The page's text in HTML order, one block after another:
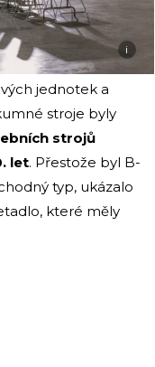
i
jednotek a
stroje byly
strojů
let. Přestože byl B-
typ, ukázalo
které měly